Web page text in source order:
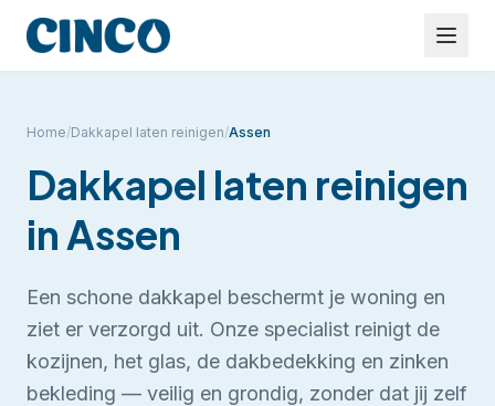
Home/Dakkapel laten reinigen/Assen
Dakkapel laten reinigen
inAssen
Een schone dakkapel beschermt je woning en
ziet er verzorgd uit. Onze specialist reinigt de
kozijnen, het glas, de dakbedekking en zinken
bekleding — veilig en grondig, zonder dat jij zelf